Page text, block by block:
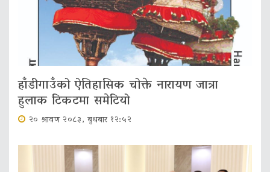
हाँडीगाउँको ऐतिहासिक चोक्ते नारायण जात्रा
हुलाक टिकटमा समेटियो
२० श्रावण २०८३, बुधबार १२:५२